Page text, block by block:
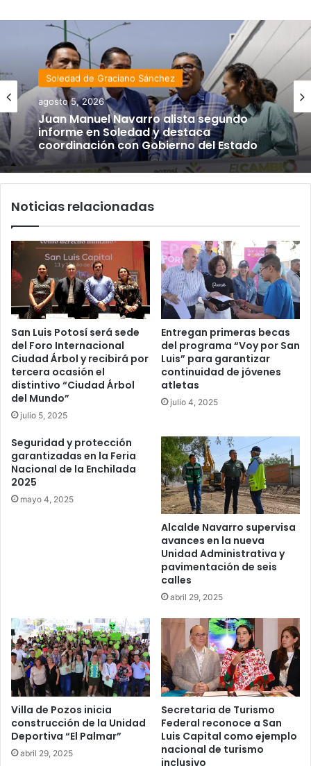
Soledad de Graciano Sánchez
agosto 5, 2026
Juan Manuel Navarro alista segundo
informe en Soledad y destaca
coordinación con Gobierno del Estado
Noticias relacionadas
San Luis Potosí será sede
del Foro Internacional
Ciudad Árbol y recibirá por
tercera ocasión el
distintivo “Ciudad Árbol
del Mundo”
julio 5, 2025
Entregan primeras becas
del programa “Voy por San
Luis” para garantizar
continuidad de jóvenes
atletas
julio 4, 2025
Seguridad y protección
garantizadas en la Feria
Nacional de la Enchilada
2025
mayo 4, 2025
Alcalde Navarro supervisa
avances en la nueva
Unidad Administrativa y
pavimentación de seis
calles
abril 29, 2025
Villa de Pozos inicia
construcción de la Unidad
Deportiva “El Palmar”
abril 29, 2025
Secretaria de Turismo
Federal reconoce a San
Luis Capital como ejemplo
nacional de turismo
inclusivo